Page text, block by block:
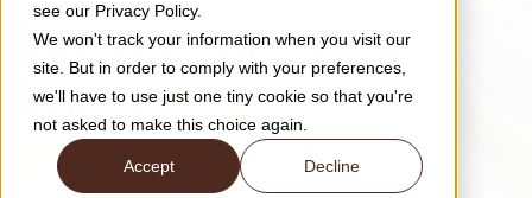
see our Privacy Policy.
We won't track your information when you visit our
site. But in order to comply with your preferences,
we'll have to use just one tiny cookie so that you're
not asked to make this choice again.
Accept Decline
Vareautomater som
skapergode
opplevelser.